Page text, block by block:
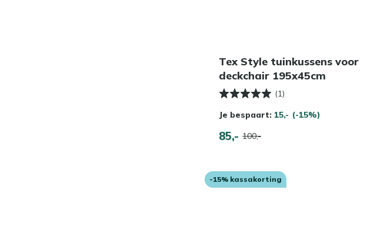
Tex Style tuinkussens voor
deckchair 195x45cm
(1)
Je bespaart: 15,- (-15%)
85,- 100,-
-15% kassakorting